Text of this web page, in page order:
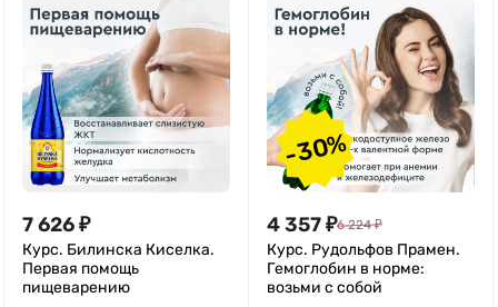
7 626₽
Курс. Билинска Киселка.
Первая помощь
пищеварению
-30%
4 357₽6 224 ₽
Курс. Рудольфов Прамен.
Гемоглобин в норме:
возьми с собой